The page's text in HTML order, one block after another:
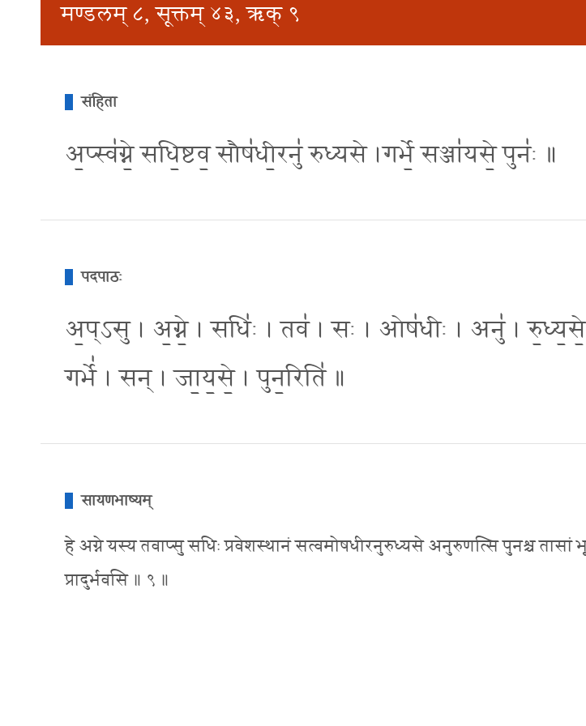
मण्डलम् ८, सूक्तम् ४३, ऋक् ९
संहिता
अ॒प्स्व॑ग्ने॒ सधि॒ष्टव॒ सौष॑धी॒रनु॑ रुध्यसे ।गर्भे॒ सञ्जा॑यसे॒ पुनः॑ ॥
पदपाठः
अ॒प्ऽसु । अ॒ग्ने॒ । सधिः॑ । तव॑ । सः । ओष॑धीः । अनु॑ । रु॒ध्य॒से॒
गर्भे॑ । सन् । जा॒य॒से॒ । पुन॒रिति॑ ॥
सायणभाष्यम्
हे अग्ने यस्य तवाप्सु सधिः प्रवेशस्थानं सत्वमोषधीरनुरुध्यसे अनुरुणत्सि पुनश्च तासां
प्रादुर्भवसि ॥ ९ ॥